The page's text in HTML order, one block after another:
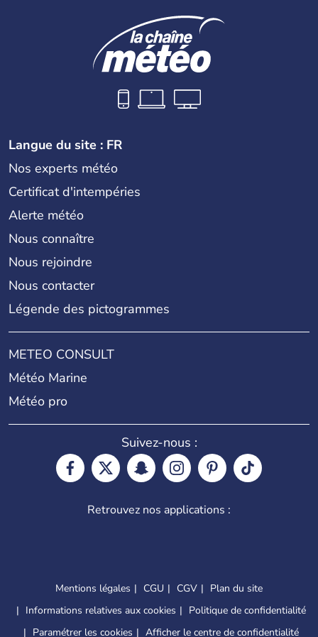
Langue du site : FR
Nos experts météo
Certificat d'intempéries
Alerte météo
Nous connaître
Nous rejoindre
Nous contacter
Légende des pictogrammes
METEO CONSULT
Météo Marine
Météo pro
Suivez-nous :
Retrouvez nos applications :
Mentions légales CGU CGV
Plan du site
Informations relatives aux cookies
Politique de confidentialité
Paramétrer les cookies
Afficher le centre de confidentialité